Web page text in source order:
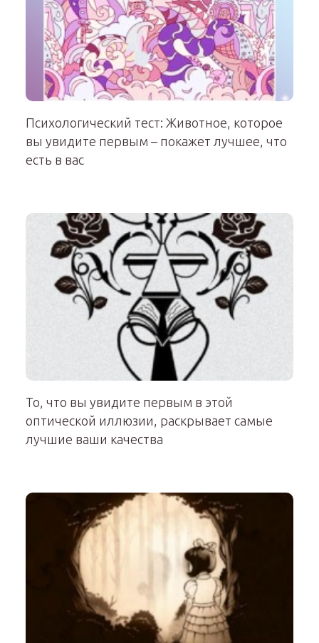
Психологический тест: Животное, которое
вы увидите первым – покажет лучшее, что
есть в вас
То, что вы увидите первым в этой
оптической иллюзии, раскрывает самые
лучшие ваши качества